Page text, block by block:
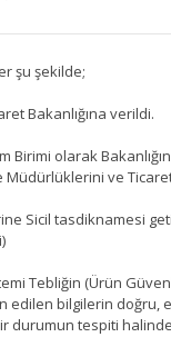
şu şekilde;
Bakanlığına verildi.
Birimi olarak
ve
Sicil tasdiknamesi
Tebliğin (Ürün
edilen bilgilerin
tespiti halinde,